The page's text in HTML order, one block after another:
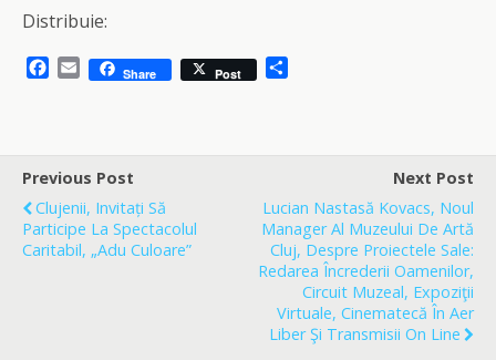
Distribuie:
b
o
o
k
E
l
Share Post
e
Previous Post
Clujenii, Invitați Să
Participe La Spectacolul
Caritabil, „Adu Culoare”
Next Post
Lucian Nastasă Kovacs, Noul
Manager Al Muzeului De Artă
Cluj, Despre Proiectele Sale:
Redarea Încrederii Oamenilor,
Circuit Muzeal, Expoziţii
Virtuale, Cinematecă În Aer
Liber Şi Transmisii On Line